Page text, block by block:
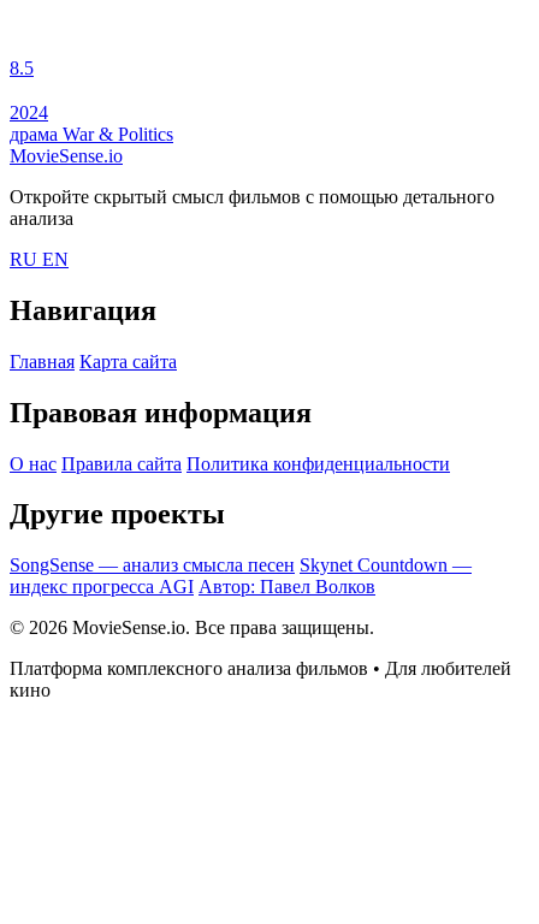
8.5
2024
драма War & Politics
MovieSense.io
Откройте скрытый смысл фильмов с помощью детального
анализа
RU EN
Навигация
Главная Карта сайта
Правовая информация
О нас Правила сайта Политика конфиденциальности
Другие проекты
SongSense — анализ смысла песен Skynet Countdown —
индекс прогресса AGI Автор: Павел Волков
© 2026 MovieSense.io. Все права защищены.
Платформа комплексного анализа фильмов • Для любителей
кино